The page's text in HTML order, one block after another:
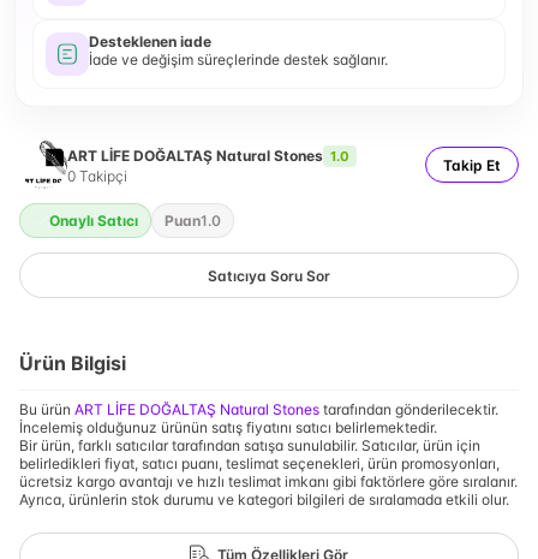
Desteklenen iade
İade ve değişim süreçlerinde destek sağlanır.
ART LİFE DOĞALTAŞ Natural Stones 1.0
0 Takipçi
Takip Et
Onaylı Satıcı Puan1.0
Satıcıya Soru Sor
Ürün Bilgisi
Bu ürün ART LİFE DOĞALTAŞ Natural Stones tarafından gönderilecektir.
İncelemiş olduğunuz ürünün satış fiyatını satıcı belirlemektedir.
Bir ürün, farklı satıcılar tarafından satışa sunulabilir. Satıcılar, ürün için
belirledikleri fiyat, satıcı puanı, teslimat seçenekleri, ürün promosyonları,
ücretsiz kargo avantajı ve hızlı teslimat imkanı gibi faktörlere göre sıralanır.
Ayrıca, ürünlerin stok durumu ve kategori bilgileri de sıralamada etkili olur.
Tüm Özellikleri Gör